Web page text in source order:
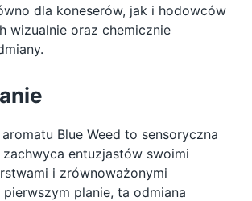
dla koneserów, jak i hodowców
wizualnie oraz chemicznie
Blue Weed to sensoryczna
entuzjastów swoimi
i zrównoważonymi
pierwszym planie, ta odmiana